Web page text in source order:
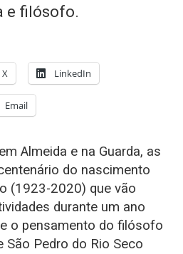
e filósofo.
X LinkedIn
Email
Almeida e na Guarda, as
do nascimento
(1923-2020) que vão
durante um ano
o pensamento do filósofo
São Pedro do Rio Seco